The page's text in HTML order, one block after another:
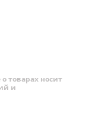
товарах носит
и